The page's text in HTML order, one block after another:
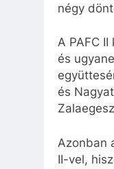
négy
A PAFC
és
és
Azonban
II-vel,